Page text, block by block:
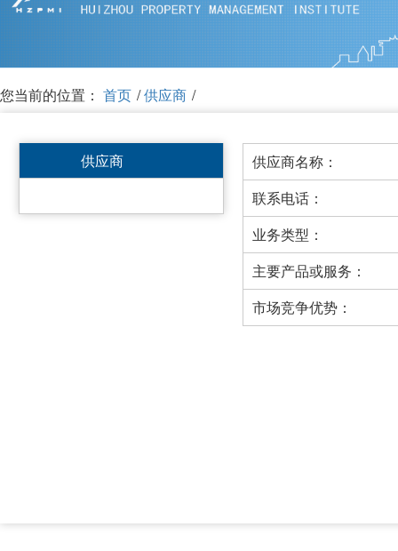
您当前的位置： 首页 /供应商 /
供应商
供应商名称：
联系电话：
业务类型：
主要产品或服务：
市场竞争优势：